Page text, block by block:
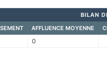
BILAN
AFFLUENCE MOYENNE
0